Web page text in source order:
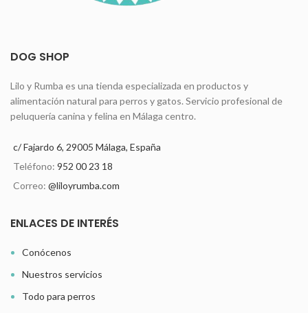
DOG SHOP
Lilo y Rumba es una tienda especializada en productos y
alimentación natural para perros y gatos. Servicio profesional de
peluquería canina y felina en Málaga centro.
c/ Fajardo 6, 29005 Málaga, España
Teléfono: 952 00 23 18
Correo: @liloyrumba.com
ENLACES DE INTERÉS
Conócenos
Nuestros servicios
Todo para perros